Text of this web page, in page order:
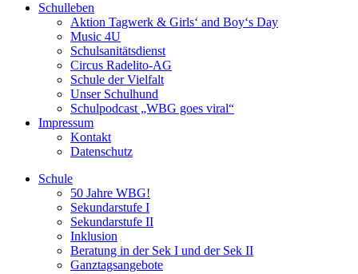
Schulleben
Aktion Tagwerk & Girls‘ and Boy‘s Day
Music 4U
Schulsanitätsdienst
Circus Radelito-AG
Schule der Vielfalt
Unser Schulhund
Schulpodcast „WBG goes viral“
Impressum
Kontakt
Datenschutz
Schule
50 Jahre WBG!
Sekundarstufe I
Sekundarstufe II
Inklusion
Beratung in der Sek I und der Sek II
Ganztagsangebote